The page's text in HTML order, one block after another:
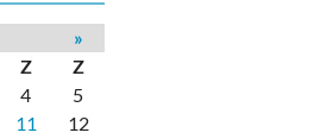
»
Z
Z
4
5
11
12